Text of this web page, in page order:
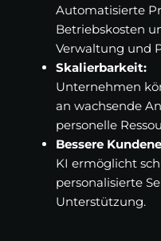
Automatisierte
Betriebskosten
Verwaltung und
Skalierbarkeit:
Unternehmen
an wachsende
personelle
Bessere
KI ermöglicht
personalisierte
Unterstützung.